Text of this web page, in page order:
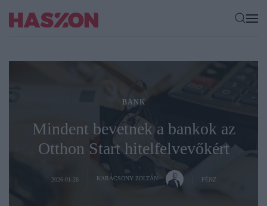
BANK
Mindent bevetnek a bankok az
Otthon Start hitelfelvevőkért
2026-01-26 KARÁCSONY ZOLTÁN PÉNZ